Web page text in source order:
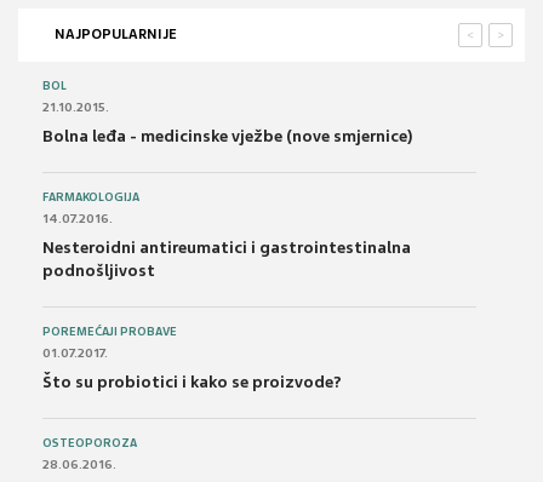
NAJPOPULARNIJE >
<
BOL
21.10.2015.
Bolna leđa - medicinske vježbe (nove smjernice)
FARMAKOLOGIJA
14.07.2016.
Nesteroidni antireumatici i gastrointestinalna
podnošljivost
POREMEĆAJI PROBAVE
01.07.2017.
Što su probiotici i kako se proizvode?
OSTEOPOROZA
28.06.2016.